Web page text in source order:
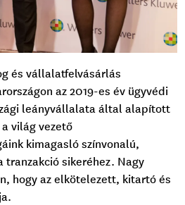
és vállalatfelvásárlás
az 2019-es év ügyvédi
leányvállalata által alapított
világ vezető
kimagasló színvonalú,
sikeréhez. Nagy
hogy az elkötelezett, kitartó és